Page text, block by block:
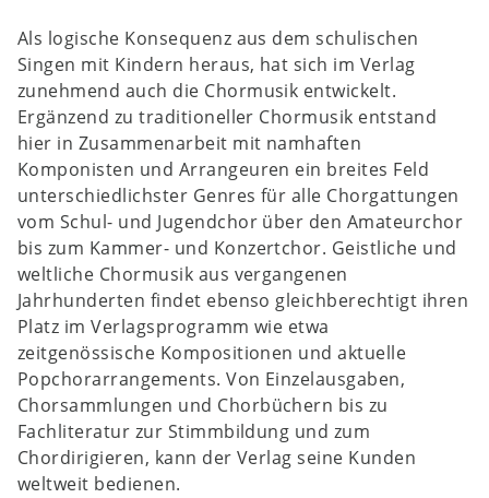
Als logische Konsequenz aus dem schulischen
Singen mit Kindern heraus, hat sich im Verlag
zunehmend auch die Chormusik entwickelt.
Ergänzend zu traditioneller Chormusik entstand
hier in Zusammenarbeit mit namhaften
Komponisten und Arrangeuren ein breites Feld
unterschiedlichster Genres für alle Chorgattungen
vom Schul- und Jugendchor über den Amateurchor
bis zum Kammer- und Konzertchor. Geistliche und
weltliche Chormusik aus vergangenen
Jahrhunderten findet ebenso gleichberechtigt ihren
Platz im Verlagsprogramm wie etwa
zeitgenössische Kompositionen und aktuelle
Popchorarrangements. Von Einzelausgaben,
Chorsammlungen und Chorbüchern bis zu
Fachliteratur zur Stimmbildung und zum
Chordirigieren, kann der Verlag seine Kunden
weltweit bedienen.